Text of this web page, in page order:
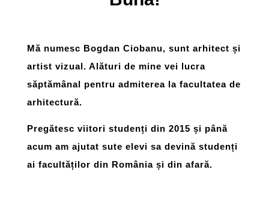
Mă numesc Bogdan Ciobanu, sunt arhitect și
artist vizual. Alături de mine vei lucra
săptămânal pentru admiterea la facultatea de
arhitectură.​
Pregătesc viitori studenți din 2015 și până
acum am ajutat sute elevi sa devină studenți
ai facultăților din România și din afară.